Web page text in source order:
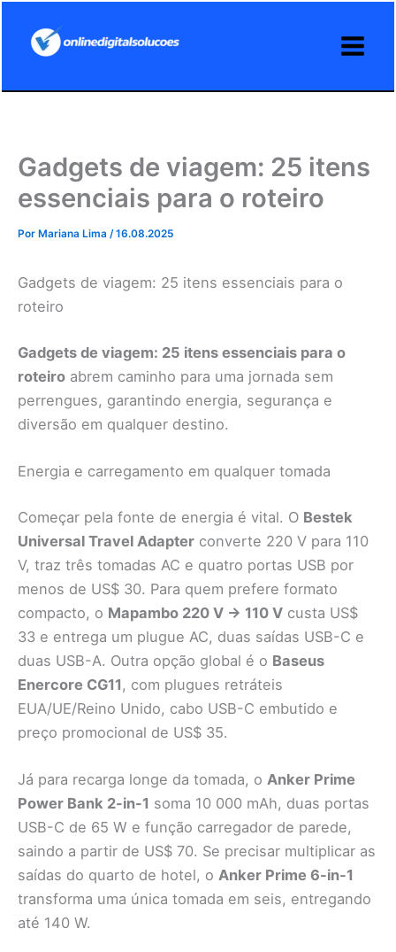
Gadgets de viagem: 25 itens
essenciais para o roteiro
Por Mariana Lima /16.08.2025
Gadgets de viagem: 25 itens essenciais para o
roteiro
Gadgets de viagem: 25 itens essenciais para o
roteiro abrem caminho para uma jornada sem
perrengues, garantindo energia, segurança e
diversão em qualquer destino.
Energia e carregamento em qualquer tomada
Começar pela fonte de energia é vital. O Bestek
Universal Travel Adapter converte 220 V para 110
V, traz três tomadas AC e quatro portas USB por
menos de US$ 30. Para quem prefere formato
compacto, o Mapambo 220 V → 110 V custa US$
33 e entrega um plugue AC, duas saídas USB-C e
duas USB-A. Outra opção global é o Baseus
Enercore CG11 , com plugues retráteis
EUA/UE/Reino Unido, cabo USB-C embutido e
preço promocional de US$ 35.
Já para recarga longe da tomada, o Anker Prime
Power Bank 2-in-1 soma 10 000 mAh, duas portas
USB-C de 65 W e função carregador de parede,
saindo a partir de US$ 70. Se precisar multiplicar as
saídas do quarto de hotel, o Anker Prime 6-in-1
transforma uma única tomada em seis, entregando
até 140 W.